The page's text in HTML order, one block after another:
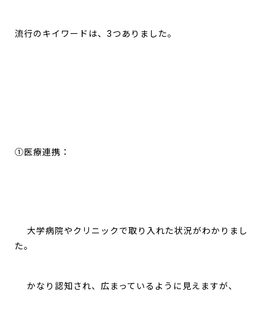
流行のキイワードは、3つありました。
①医療連携：
大学病院やクリニックで取り入れた状況がわかりまし
た。
かなり認知され、広まっているように見えますが、